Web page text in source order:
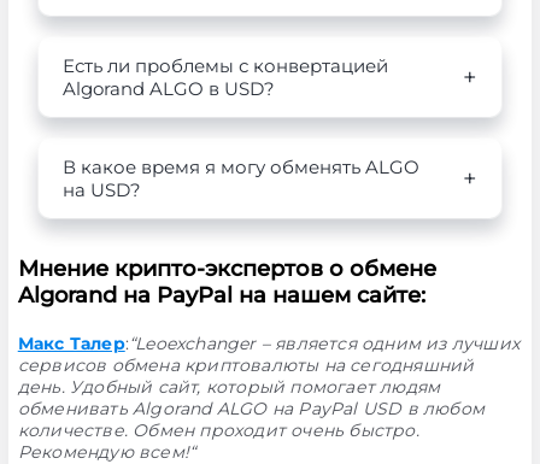
Есть ли проблемы с конвертацией
Algorand ALGO в USD?
В какое время я могу обменять ALGO
на USD?
Мнение крипто-экспертов о обмене
Algorand на PayPal на нашем сайте:
Макс Талер:“Leoexchanger – является одним из лучших
сервисов обмена криптовалюты на сегодняшний
день. Удобный сайт, который помогает людям
обменивать Algorand ALGO на PayPal USD в любом
количестве. Обмен проходит очень быстро.
Рекомендую всем!“